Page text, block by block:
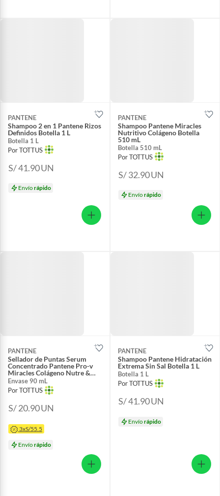
PANTENE
Shampoo 2 en 1 Pantene Rizos
Definidos Botella 1 L
Botella 1 L
Por TOTTUS
S/ 41.90UN
Envíorápido
PANTENE
Shampoo Pantene Miracles
Nutritivo Colágeno Botella
510 mL
Botella 510 mL
Por TOTTUS
S/ 32.90UN
Envíorápido
PANTENE
Sellador de Puntas Serum
Concentrado Pantene Pro-v
Miracles Colágeno Nutre &
Revitaliza Envase 90 mL
Envase 90 mL
Por TOTTUS
S/ 20.90UN
3xS/55.5
Envíorápido
PANTENE
Shampoo Pantene Hidratación
Extrema Sin Sal Botella 1 L
Botella 1 L
Por TOTTUS
S/ 41.90UN
Envíorápido